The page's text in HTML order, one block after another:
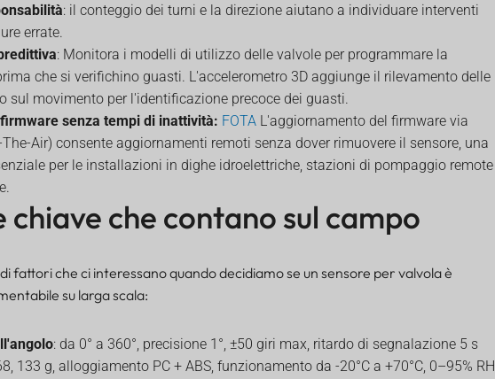
: il conteggio dei turni e la direzione aiutano a individuare interventi
errate.
: Monitora i modelli di utilizzo delle valvole per programmare la
che si verifichino guasti. L'accelerometro 3D aggiunge il rilevamento delle
sul movimento per l'identificazione precoce dei guasti.
senza tempi di inattività: FOTAL'aggiornamento del firmware via
Air) consente aggiornamenti remoti senza dover rimuovere il sensore, una
per le installazioni in dighe idroelettriche, stazioni di pompaggio remote
chiave che contano sul campo
fattori che ci interessano quando decidiamo se un sensore per valvola è
su larga scala:
: da 0° a 360°, precisione 1°, ±50 giri max, ritardo di segnalazione 5 s
133 g, alloggiamento PC + ABS, funzionamento da -20°C a +70°C, 0–95% RH